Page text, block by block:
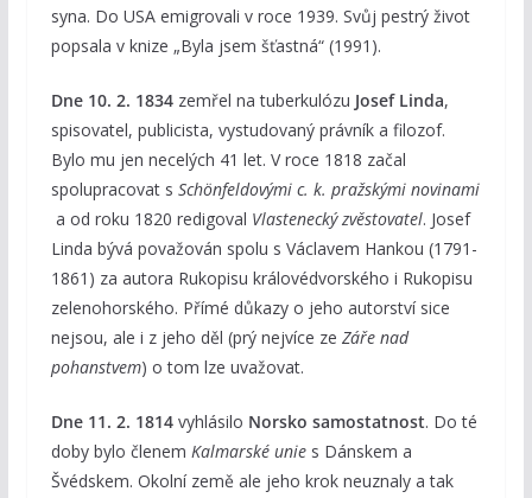
syna. Do USA emigrovali v roce 1939. Svůj pestrý život
popsala v knize „Byla jsem šťastná“ (1991).
Dne 10. 2. 1834 zemřel na tuberkulózu Josef Linda,
spisovatel, publicista, vystudovaný právník a filozof.
Bylo mu jen necelých 41 let. V roce 1818 začal
spolupracovat s Schönfeldovými c. k. pražskými novinami
a od roku 1820 redigoval Vlastenecký zvěstovatel. Josef
Linda bývá považován spolu s Václavem Hankou (1791-
1861) za autora Rukopisu královédvorského i Rukopisu
zelenohorského. Přímé důkazy o jeho autorství sice
nejsou, ale i z jeho děl (prý nejvíce ze Záře nad
pohanstvem) o tom lze uvažovat.
Dne 11. 2. 1814vyhlásilo Norsko samostatnost. Do té
doby bylo členem Kalmarské unies Dánskem a
Švédskem. Okolní země ale jeho krok neuznaly a tak